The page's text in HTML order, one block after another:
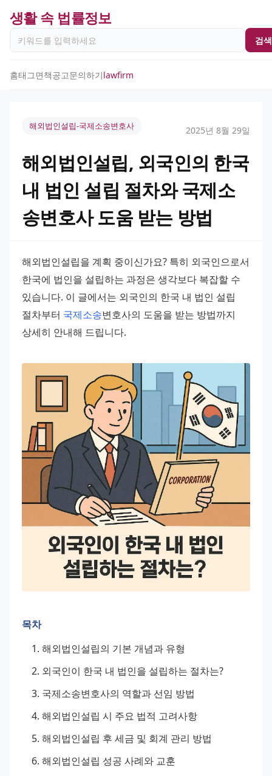
생활 속 법률정보
검색
홈태그면책공고문의하기lawfirm
해외법인설립-국제소송변호사 2025년 8월 29일
해외법인설립, 외국인의 한국
내 법인 설립 절차와 국제소
송변호사 도움 받는 방법
해외법인설립을 계획 중이신가요? 특히 외국인으로서
한국에 법인을 설립하는 과정은 생각보다 복잡할 수
있습니다. 이 글에서는 외국인의 한국 내 법인 설립
절차부터 국제소송변호사의 도움을 받는 방법까지
상세히 안내해 드립니다.
목차
해외법인설립의 기본 개념과 유형
외국인이 한국 내 법인을 설립하는 절차는?
국제소송변호사의 역할과 선임 방법
해외법인설립 시 주요 법적 고려사항
해외법인설립 후 세금 및 회계 관리 방법
해외법인설립 성공 사례와 교훈